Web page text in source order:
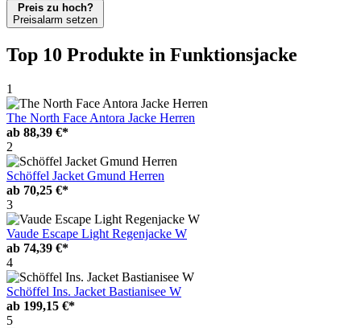
Preis zu hoch?
Preisalarm setzen
Top 10 Produkte in Funktionsjacke
1
The North Face Antora Jacke Herren
ab 88,39 €*
2
Schöffel Jacket Gmund Herren
ab 70,25 €*
3
Vaude Escape Light Regenjacke W
ab 74,39 €*
4
Schöffel Ins. Jacket Bastianisee W
ab 199,15 €*
5